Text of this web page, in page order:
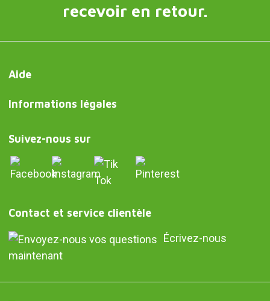
recevoir en retour.
Aide
Informations légales
Suivez-nous sur
Contact et service clientèle
Écrivez-nous
maintenant